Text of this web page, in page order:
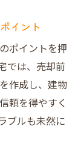
用法
かりやす
説
イント
ポイントを押
では、売却前
作成し、建物
頼を得やすく
ブルも未然に